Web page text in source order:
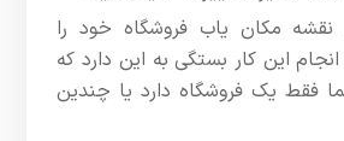
نقشه مکان یاب فروشگاه خود را
این کار بستگی به این دارد که
فقط یک فروشگاه دارد یا چندین